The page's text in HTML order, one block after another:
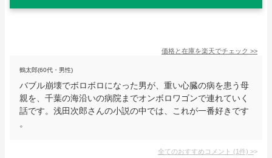
価格と在庫を楽天でチェック >>
鶴太郎(60代・男性)
バブル崩壊でボロボロになった男が、重い心臓の病を患う母
親を、千葉の海沿いの病院までオンボロワゴンで連れていく
話です。浅田次郎さんの小説の中では、これが一番好きです
。
全てのおすすめコメント (1件) >